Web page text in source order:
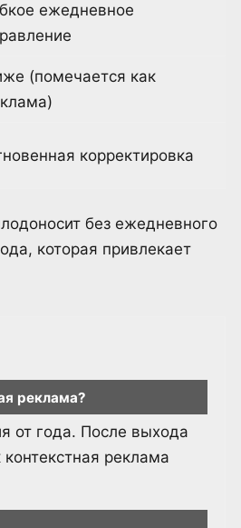
ежедневное
(помечается как
корректировка
без ежедневного
которая привлекает
реклама?
от года. После выхода
реклама